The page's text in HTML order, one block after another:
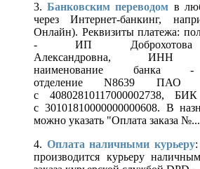
3.Банковским переводом в
через Интернет-банкинг,
Онлайн). Реквизиты платежа:
- ИП Доброхотова
Александровна, ИНН
наименование банка -
отделение N8639 ПАО
с 40802810117000002738,
с 30101810000000000608. В
можно указать "Оплата заказа
4. Оплата наличными курьеру:
производится курьеру